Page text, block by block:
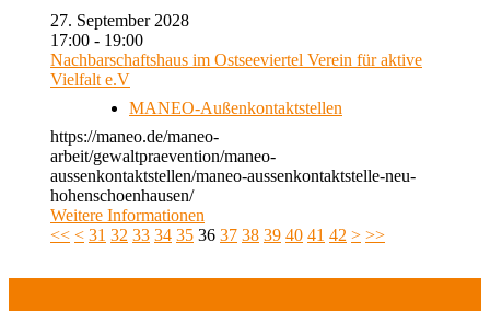
27. September 2028
17:00 - 19:00
Nachbarschaftshaus im Ostseeviertel Verein für aktive
Vielfalt e.V
MANEO-Außenkontaktstellen
https://maneo.de/maneo-
arbeit/gewaltpraevention/maneo-
aussenkontaktstellen/maneo-aussenkontaktstelle-neu-
hohenschoenhausen/
Weitere Informationen
<< < 31 32 33 34 35 36 37 38 39 40 41 42 > >>